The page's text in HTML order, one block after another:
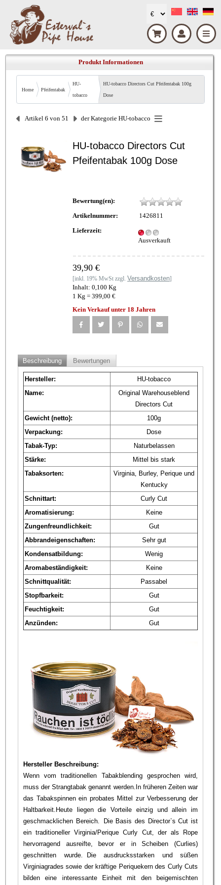
Produkt Informationen
Home Pfeifentabak
HU-
tobacco
HU-tobacco Directors Cut Pfeifentabak 100g
Dose
Artikel 6 von 51 der Kategorie HU-tobacco
HU-tobacco Directors Cut
Pfeifentabak 100g Dose
Bewertung(en):
Artikelnummer:
1426811
Lieferzeit:
Ausverkauft
39,90 €
[inkl. 19% MwSt zzgl. Versandkosten]
Inhalt: 0,100 Kg
1 Kg = 399,00 €
Kein Verkauf unter 18 Jahren
Beschreibung Bewertungen
Hersteller:
HU-tobacco
Name:
Original Warehouseblend
Directors Cut
Gewicht (netto):
100g
Verpackung:
Dose
Tabak-Typ:
Naturbelassen
Stärke:
Mittel bis stark
Tabaksorten:
Virginia, Burley, Perique und
Kentucky
Schnittart:
Curly Cut
Aromatisierung:
Keine
Zungenfreundlichkeit:
Gut
Abbrandeigenschaften:
Sehr gut
Kondensatbildung:
Wenig
Aromabeständigkeit:
Keine
Schnittqualität:
Passabel
Stopfbarkeit:
Gut
Feuchtigkeit:
Gut
Anzünden:
Gut
Hersteller Beschreibung:
Wenn vom traditionellen Tabakblending gesprochen wird,
muss der Strangtabak genannt werden.In früheren Zeiten war
das Tabakspinnen ein probates Mittel zur Verbesserung der
Haltbarkeit.Heute liegen die Vorteile einzig und allein im
geschmacklichen Bereich. Die Basis des Director`s Cut ist
ein traditioneller Virginia/Perique Curly Cut, der als Rope
hervorragend ausreifte, bevor er in Scheiben (Curlies)
geschnitten wurde. Die ausdrucksstarken und süßen
Virginiagrades sowie der kräftige Periquekern des Curly Cuts
bilden eine interessante Einheit mit den beigemischten